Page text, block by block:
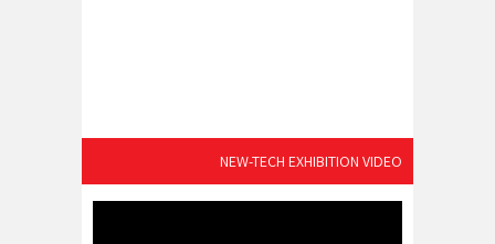
NEW-TECH EXHIBITION VIDEO